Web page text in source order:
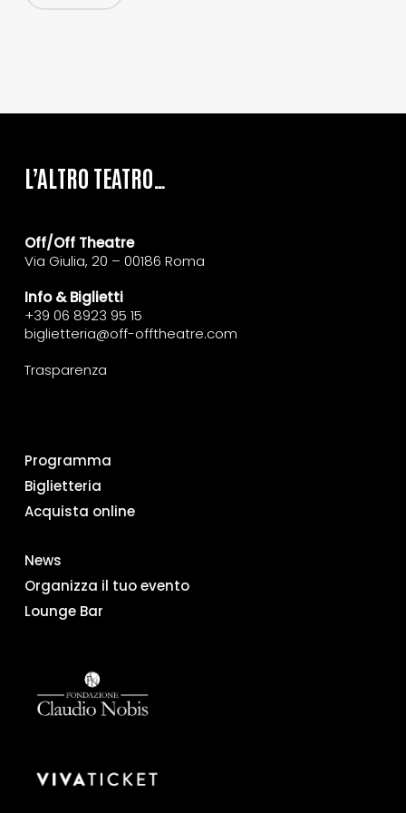
L’ALTRO TEATRO…
Off/Off Theatre
Via Giulia, 20 – 00186 Roma
Info & Biglietti
+39 06 8923 95 15
biglietteria@off-offtheatre.com
Trasparenza
Programma
Biglietteria
Acquista online
News
Organizza il tuo evento
Lounge Bar